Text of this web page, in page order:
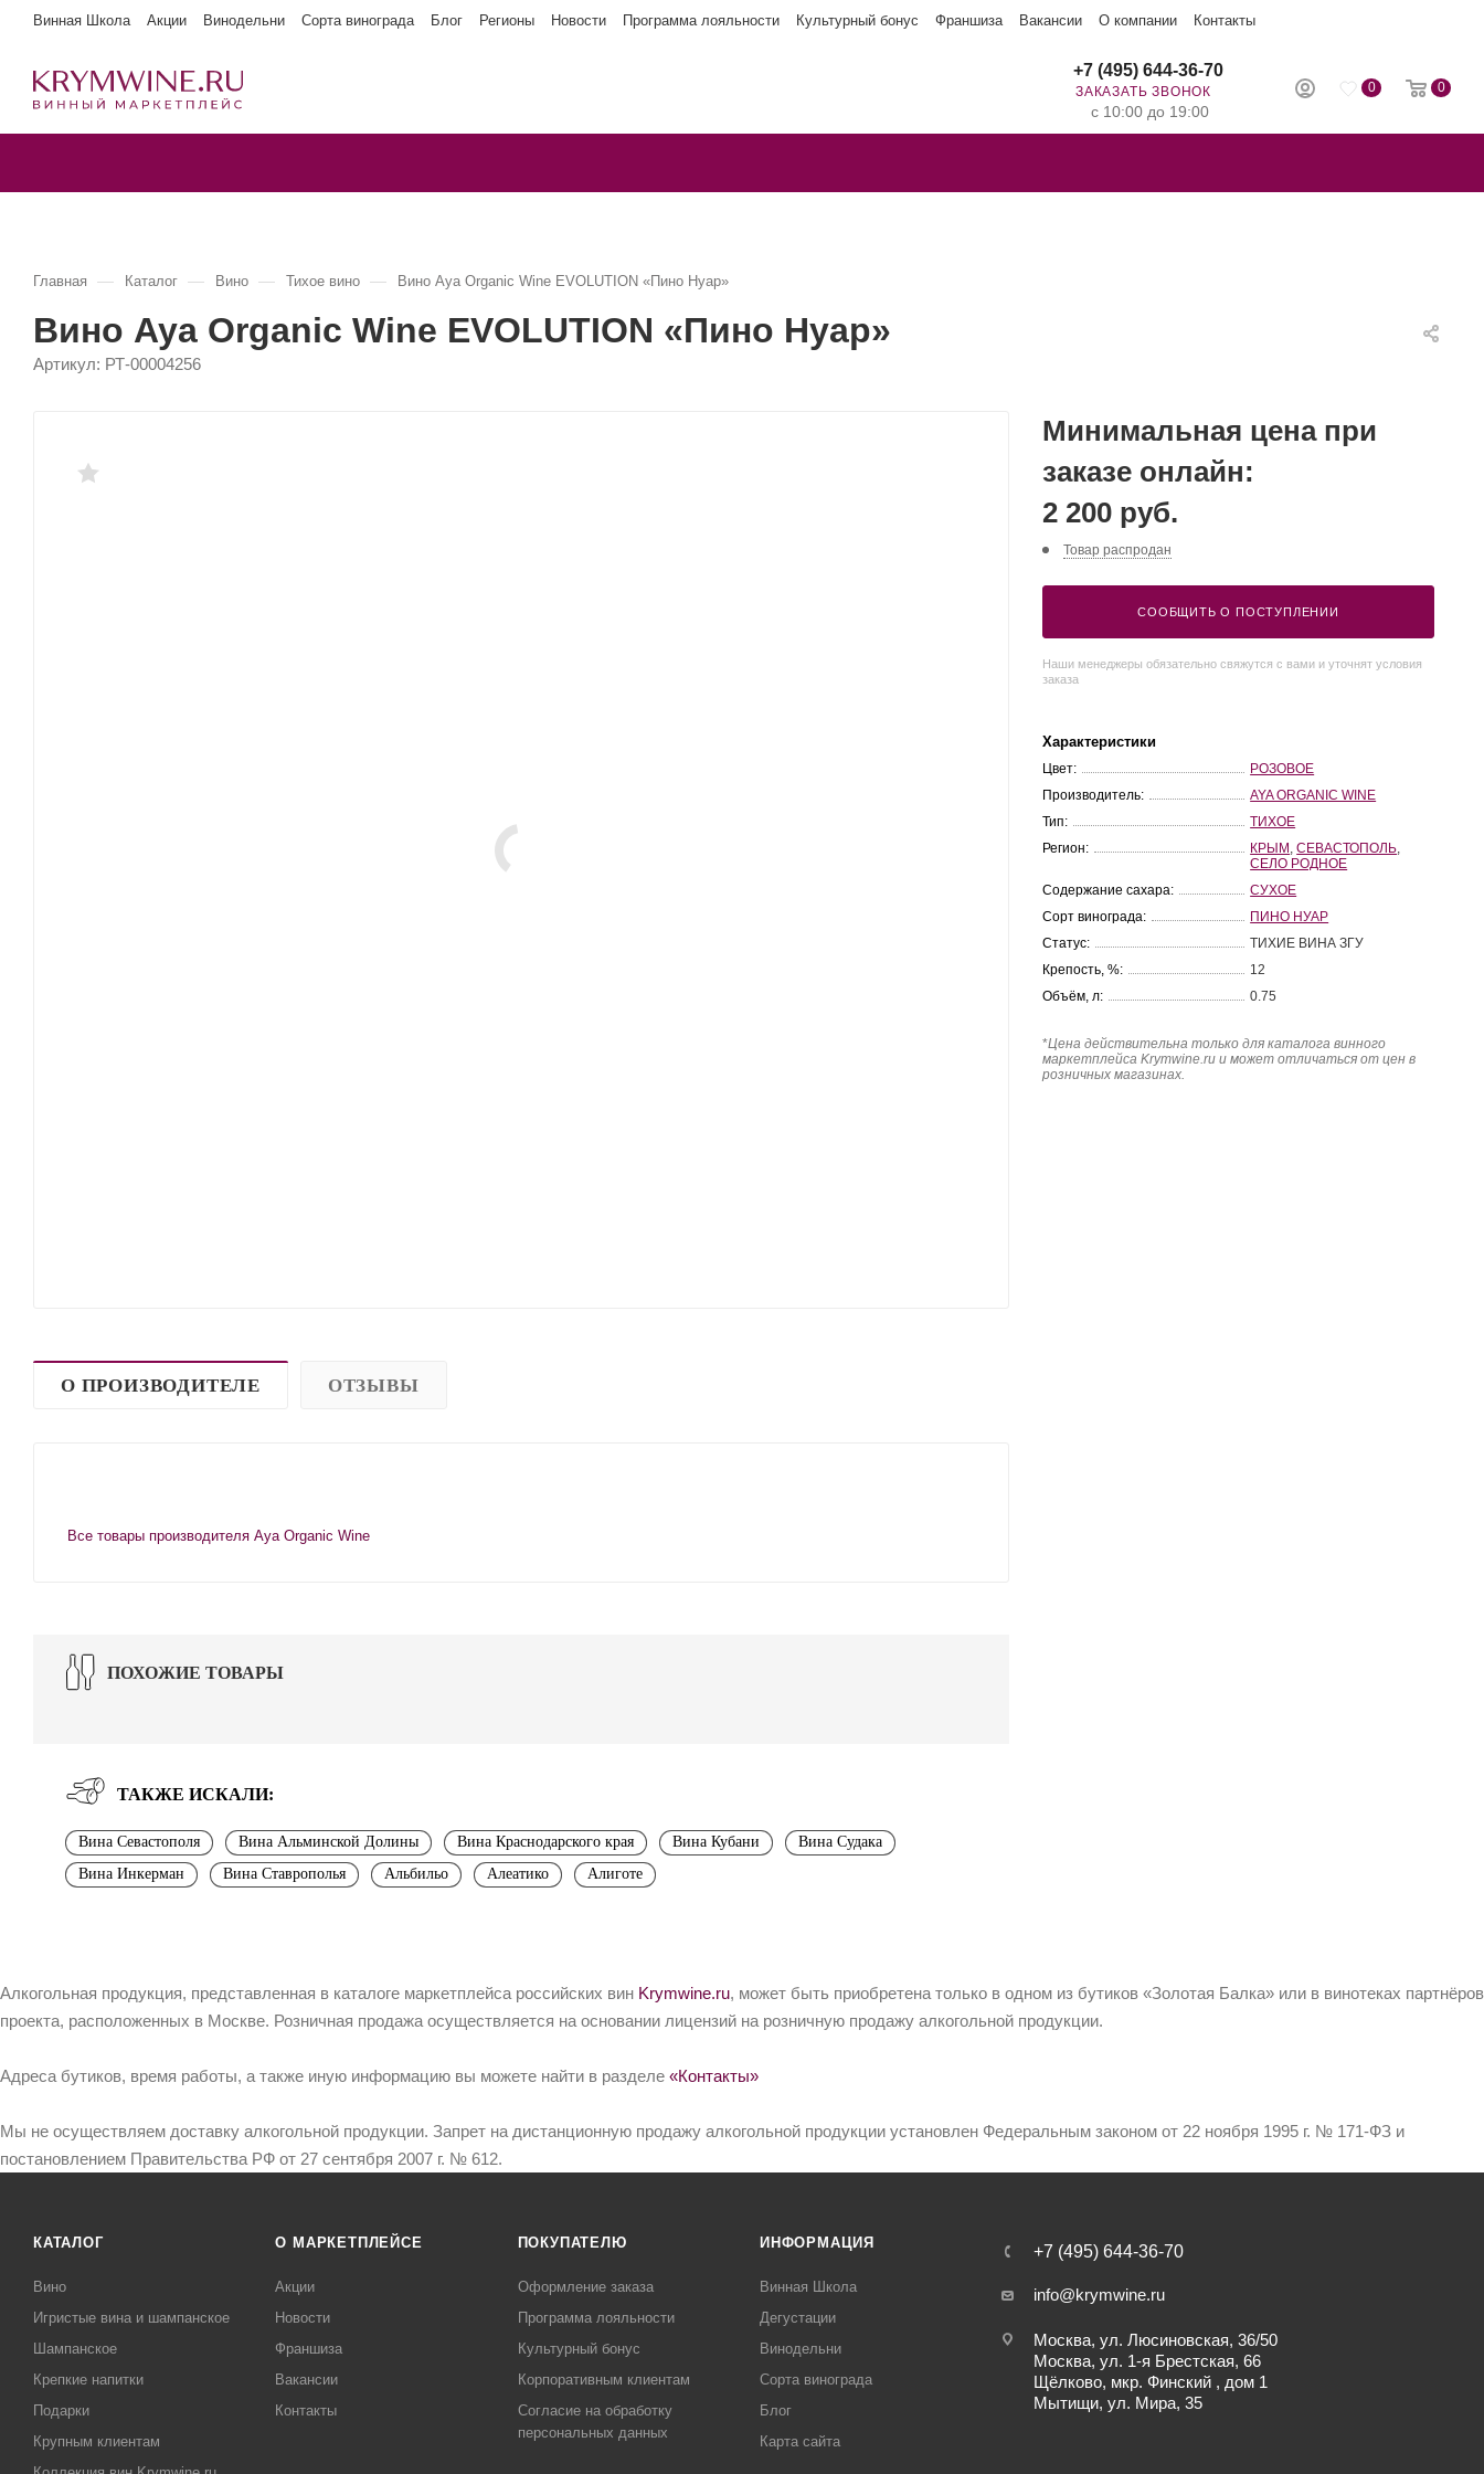
Винная Школа Акции Винодельни Сорта винограда Блог Регионы Новости Программа лояльности Культурный бонус Франшиза Вакансии О компании Контакты
0 0
+7 (495) 644-36-70
ЗАКАЗАТЬ ЗВОНОК
с 10:00 до 19:00
Главная — Каталог — Вино — Тихое вино — Вино Aya Organic Wine EVOLUTION «Пино Нуар»
Вино Aya Organic Wine EVOLUTION «Пино Нуар»
Артикул: РТ-00004256
О ПРОИЗВОДИТЕЛЕ ОТЗЫВЫ
Все товары производителя Aya Organic Wine
ПОХОЖИЕ ТОВАРЫ
ТАКЖЕ ИСКАЛИ:
Вина Севастополя Вина Альминской Долины Вина Краснодарского края Вина Кубани
Вина Судака
Вина Инкерман
Вина Ставрополья Альбильо Алеатико Алиготе
Минимальная цена при
заказе онлайн:
2 200 руб.
Товар распродан
СООБЩИТЬ О ПОСТУПЛЕНИИ
Наши менеджеры обязательно свяжутся с вами и уточнят условия
заказа
Характеристики
Цвет:
РОЗОВОЕ
Производитель:
AYA ORGANIC WINE
Тип:
ТИХОЕ
Регион:
КРЫМ ,СЕВАСТОПОЛЬ
СЕЛО РОДНОЕ
Содержание сахара:
СУХОЕ
Сорт винограда:
ПИНО НУАР
Статус:
ТИХИЕ ВИНА ЗГУ
Крепость, %:
12
Объём, л:
0.75
*Цена действительна только для каталога винного
маркетплейса Krymwine.ru и может отличаться от цен в
розничных магазинах.
Алкогольная продукция, представленная в каталоге маркетплейса российских вин Krymwine.ru, может быть приобретена только в одном из бутиков «Золотая Балка» или в винотеках партнёров
проекта, расположенных в Москве. Розничная продажа осуществляется на основании лицензий на розничную продажу алкогольной продукции.
Адреса бутиков, время работы, а также иную информацию вы можете найти в разделе «Контакты»
Мы не осуществляем доставку алкогольной продукции. Запрет на дистанционную продажу алкогольной продукции установлен Федеральным законом от 22 ноября 1995 г. № 171-ФЗ и
постановлением Правительства РФ от 27 сентября 2007 г. № 612.
КАТАЛОГ
Вино
Игристые вина и шампанское
Шампанское
Крепкие напитки
Подарки
Крупным клиентам
О МАРКЕТПЛЕЙСЕ
Акции
Новости
Франшиза
Вакансии
Контакты
ПОКУПАТЕЛЮ
Оформление заказа
Программа лояльности
Культурный бонус
Корпоративным клиентам
Согласие на обработку
персональных данных
ИНФОРМАЦИЯ
Винная Школа
Дегустации
Винодельни
Сорта винограда
Блог
Карта сайта
+7 (495) 644-36-70
info@krymwine.ru
Москва, ул. Люсиновская, 36/50
Москва, ул. 1-я Брестская, 66
Щёлково, мкр. Финский , дом 1
Мытищи, ул. Мира, 35